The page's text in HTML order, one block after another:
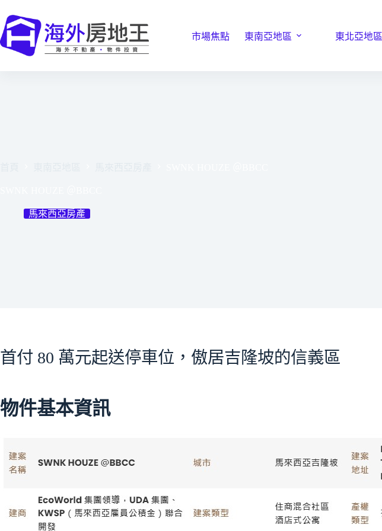
至
主
要
市場焦點 東南亞地區 東北亞地區
馬來西亞房產
首付 80 萬元起送停車位，傲居吉隆坡的信義區
物件基本資訊